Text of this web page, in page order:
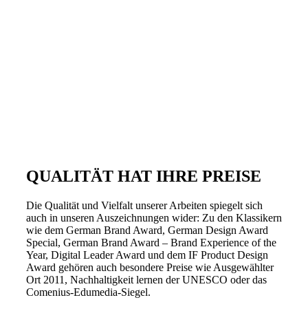
QUALITÄT HAT IHRE PREISE
Die Qualität und Vielfalt unserer Arbeiten spiegelt sich
auch in unseren Auszeichnungen wider: Zu den Klassikern
wie dem German Brand Award, German Design Award
Special, German Brand Award – Brand Experience of the
Year, Digital Leader Award und dem IF Product Design
Award gehören auch besondere Preise wie Ausgewählter
Ort 2011, Nachhaltigkeit lernen der UNESCO oder das
Comenius-Edumedia-Siegel.